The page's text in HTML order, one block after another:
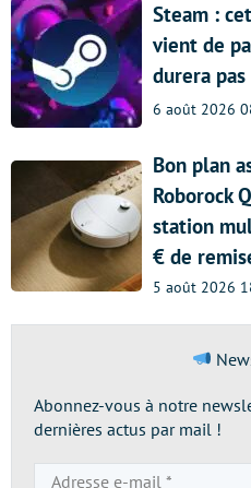
Steam :
vient de
durera pas
6 août 2026
Bon plan
Roborock
station
€ de
5 août 2026
Abonnez-vous à notre
dernières actus par mail !